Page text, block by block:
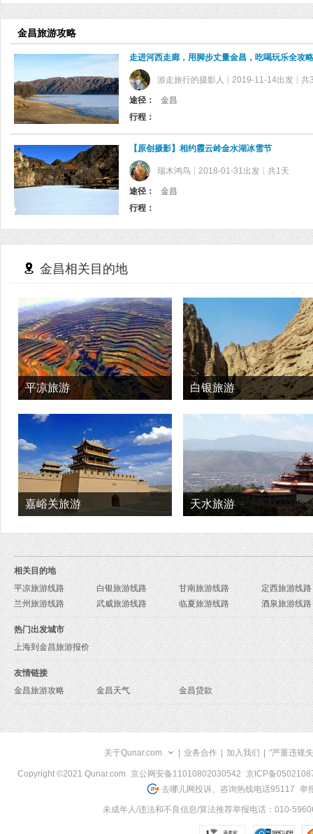
金昌旅游攻略
走进河西走廊，用脚步丈量金昌，吃喝玩乐全攻略
游走旅行的摄影人 2019-11-14出发 共
途径：
金昌
行程：
【原创摄影】相约霞云岭金水湖冰雪节
瑞木鸿鸟 2018-01-31出发 共1天
途径：
金昌
行程：
金昌相关目的地
平凉旅游 白银旅游
嘉峪关旅游 天水旅游
相关目的地
平凉旅游线路
白银旅游线路 甘南旅游线路
定西旅游线路
兰州旅游线路
武威旅游线路 临夏旅游线路 酒泉旅游线路
热门出发城市
上海到金昌旅游报价
友情链接
金昌旅游攻略
金昌天气 金昌贷款
关于Qunar.com 业务合作 加入我们 "严重违规
Copyright ©2021 Qunar.com 京公网安备11010802030542
京ICP备
去哪儿网投诉、咨询热线电话95117 举
未成年人/违法和不良信息/算法推荐举报电话：010-